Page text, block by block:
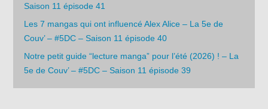
Saison 11 épisode 41
Les 7 mangas qui ont influencé Alex Alice – La 5e de
Couv’ – #5DC – Saison 11 épisode 40
Notre petit guide “lecture manga” pour l’été (2026) ! – La
5e de Couv’ – #5DC – Saison 11 épisode 39